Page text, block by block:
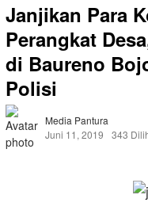
Janjikan Para
Perangkat
di Baureno
Polisi
Media Pantura
Juni 11, 2019
343